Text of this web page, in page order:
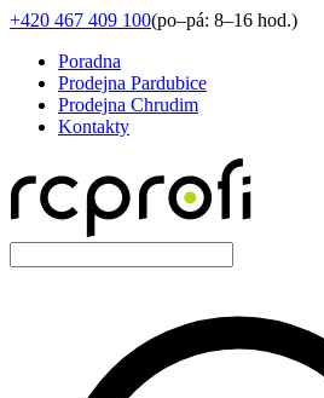
+420 467 409 100(po–pá: 8–16 hod.)
Poradna
Prodejna Pardubice
Prodejna Chrudim
Kontakty